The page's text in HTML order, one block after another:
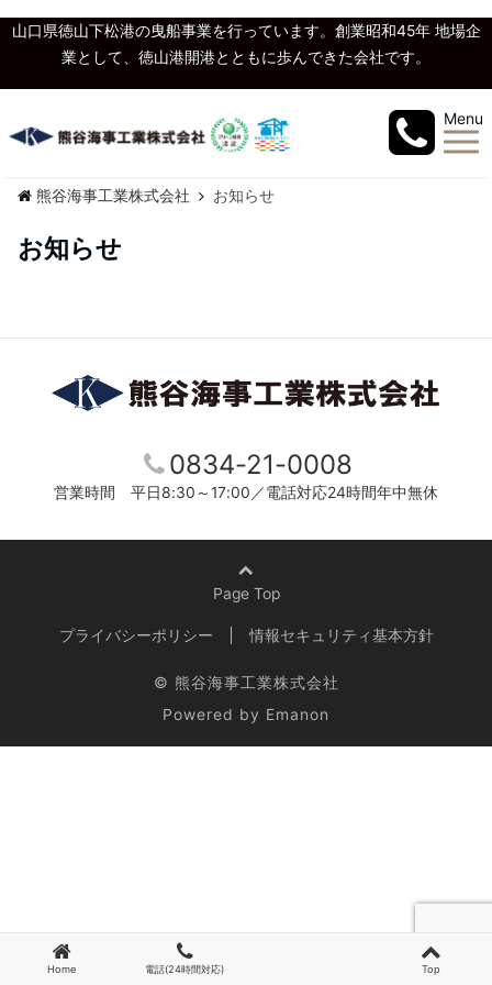
山口県徳山下松港の曳船事業を行っています。創業昭和45年 地場企
業として、徳山港開港とともに歩んできた会社です。
Menu
熊谷海事工業株式会社 お知らせ
お知らせ
Home 電話(24時間対応) Top
0834-21-0008
営業時間 平日8:30～17:00／電話対応24時間年中無休
Page Top
プライバシーポリシー 情報セキュリティ基本方針
© 熊谷海事工業株式会社
Powered by Emanon